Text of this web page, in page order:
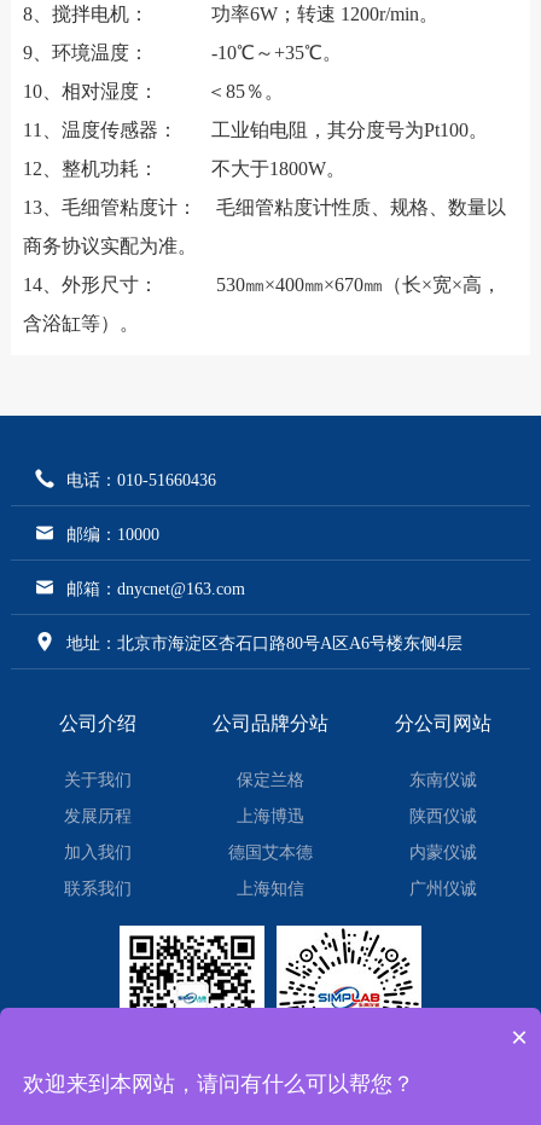
8、搅拌电机： 功率6W；转速 1200r/min。
9、环境温度： -10℃～+35℃。
10、相对湿度： ＜85％。
11、温度传感器： 工业铂电阻，其分度号为Pt100。
12、整机功耗： 不大于1800W。
13、毛细管粘度计： 毛细管粘度计性质、规格、数量以
商务协议实配为准。
14、外形尺寸： 530㎜×400㎜×670㎜（长×宽×高，
含浴缸等）。
电话：010-51660436
邮编：10000
邮箱：dnycnet@163.com
地址：北京市海淀区杏石口路80号A区A6号楼东侧4层
公司介绍
关于我们
发展历程
加入我们
联系我们
公司品牌分站
保定兰格
上海博迅
德国艾本德
上海知信
分公司网站
东南仪诚
陕西仪诚
内蒙仪诚
广州仪诚
微信订阅号 微信小程序
×
欢迎来到本网站，请问有什么可以帮您？